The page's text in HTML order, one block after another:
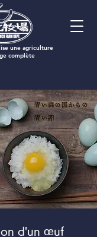
une agriculture
complète
d'un œuf